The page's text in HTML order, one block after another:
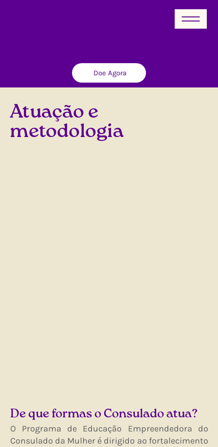
Doe Agora
Atuação e
metodologia
De que formas o Consulado atua?
O Programa de Educação Empreendedora do
Consulado da Mulher é dirigido ao fortalecimento